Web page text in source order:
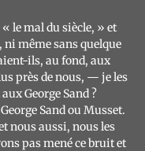
le mal du siècle, » et
ni même sans quelque
ils, au fond, aux
près de nous, — je les
George Sand ?
Sand ou Musset.
nous aussi, nous les
pas mené ce bruit et